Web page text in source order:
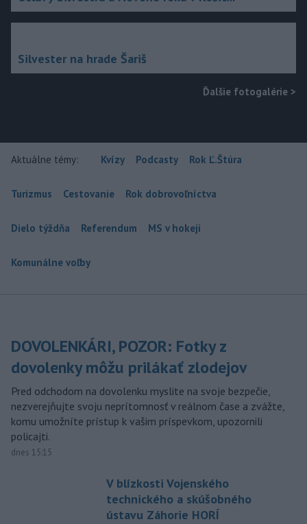
Silvester na hrade Šariš
Ďalšie fotogalérie >
Aktuálne témy: Kvízy Podcasty Rok Ľ.Štúra
Turizmus Cestovanie Rok dobrovoľníctva
Dielo týždňa Referendum MS v hokeji
Komunálne voľby
DOVOLENKÁRI, POZOR: Fotky z
dovolenky môžu prilákať zlodejov
Pred odchodom na dovolenku myslite na svoje bezpečie,
nezverejňujte svoju neprítomnosť v reálnom čase a zvážte,
komu umožníte prístup k vašim príspevkom, upozornili
policajti.
dnes 15:15
V blízkosti Vojenského
technického a skúšobného
ústavu Záhorie HORÍ